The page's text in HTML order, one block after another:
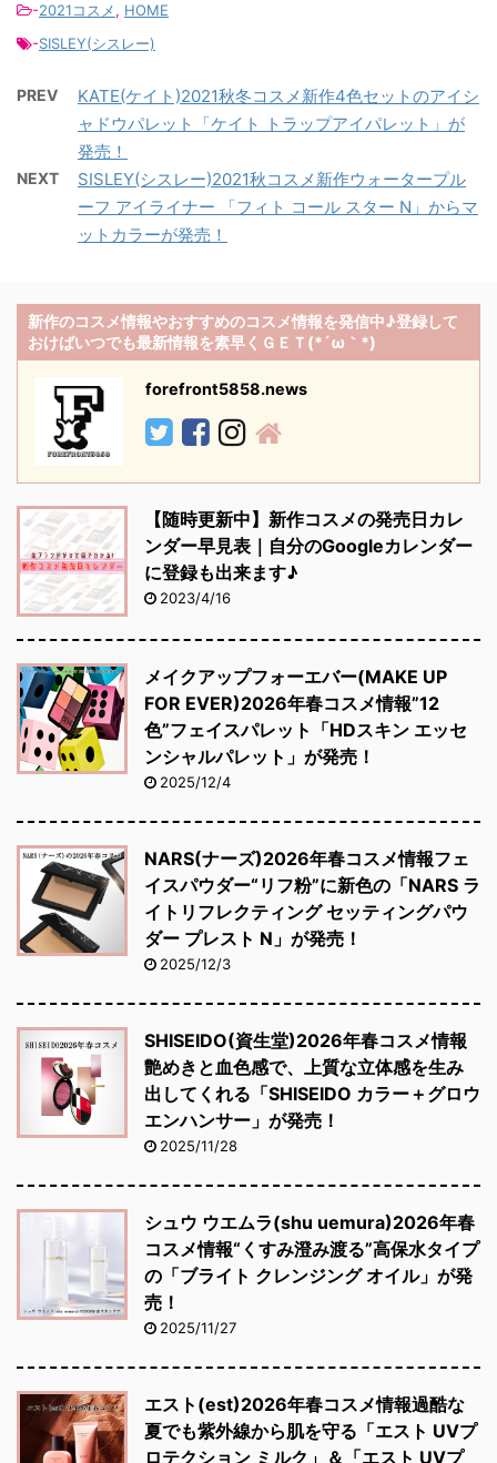
-2021コスメ, HOME
-SISLEY(シスレー)
PREV
KATE(ケイト)2021秋冬コスメ新作4色セットのアイシ
ャドウパレット「ケイト トラップアイパレット」が
発売！
NEXT
SISLEY(シスレー)2021秋コスメ新作ウォータープル
ーフ アイライナー 「フィト コール スター N」からマ
ットカラーが発売！
新作のコスメ情報やおすすめのコスメ情報を発信中♪登録して
おけばいつでも最新情報を素早くＧＥＴ(*´ω｀*)
forefront5858.news
【随時更新中】新作コスメの発売日カレ
ンダー早見表｜自分のGoogleカレンダー
に登録も出来ます♪
2023/4/16
メイクアップフォーエバー(MAKE UP
FOR EVER)2026年春コスメ情報”12
色”フェイスパレット「HDスキン エッセ
ンシャルパレット」が発売！
2025/12/4
NARS(ナーズ)2026年春コスメ情報フェ
イスパウダー“リフ粉”に新色の「NARS ラ
イトリフレクティング セッティングパウ
ダー プレスト N」が発売！
2025/12/3
SHISEIDO(資生堂)2026年春コスメ情報
艶めきと血色感で、上質な立体感を生み
出してくれる「SHISEIDO カラー＋グロウ
エンハンサー」が発売！
2025/11/28
シュウ ウエムラ(shu uemura)2026年春
コスメ情報“くすみ澄み渡る”高保水タイプ
の「ブライト クレンジング オイル」が発
売！
2025/11/27
エスト(est)2026年春コスメ情報過酷な
夏でも紫外線から肌を守る「エスト UVプ
ロテクション ミルク」＆「エスト UVプ